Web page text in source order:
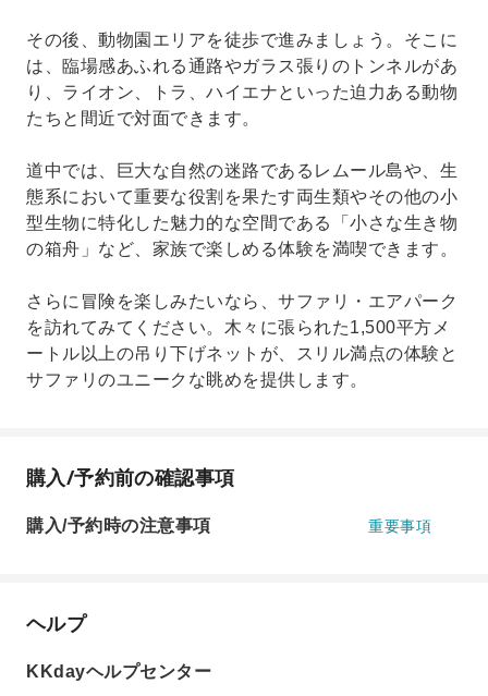
その後、動物園エリアを徒歩で進みましょう。そこに
は、臨場感あふれる通路やガラス張りのトンネルがあ
り、ライオン、トラ、ハイエナといった迫力ある動物
たちと間近で対面できます。
道中では、巨大な自然の迷路であるレムール島や、生
態系において重要な役割を果たす両生類やその他の小
型生物に特化した魅力的な空間である「小さな生き物
の箱舟」など、家族で楽しめる体験を満喫できます。
さらに冒険を楽しみたいなら、サファリ・エアパーク
を訪れてみてください。木々に張られた1,500平方メ
ートル以上の吊り下げネットが、スリル満点の体験と
サファリのユニークな眺めを提供します。
購入/予約前の確認事項
購入/予約時の注意事項 重要事項
ヘルプ
KKdayヘルプセンター